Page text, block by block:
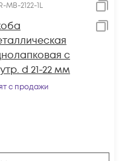
MB-2122-1L
с
d 21-22 мм
с продажи